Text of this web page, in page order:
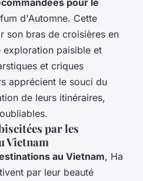
d'Automne. Cette
son bras de croisières en
exploration paisible et
et criques
apprécient le souci du
de leurs itinéraires,
par les
Vietnam
au Vietnam, Ha
par leur beauté